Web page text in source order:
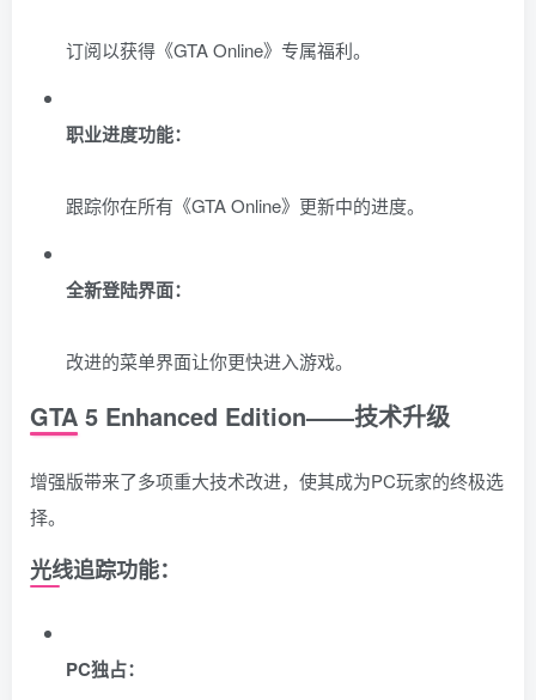
订阅以获得《GTA Online》专属福利。
职业进度功能：
跟踪你在所有《GTA Online》更新中的进度。
全新登陆界面：
改进的菜单界面让你更快进入游戏。
GTA 5 Enhanced Edition——技术升级
增强版带来了多项重大技术改进，使其成为PC玩家的终极选
择。
光线追踪功能：
PC独占：